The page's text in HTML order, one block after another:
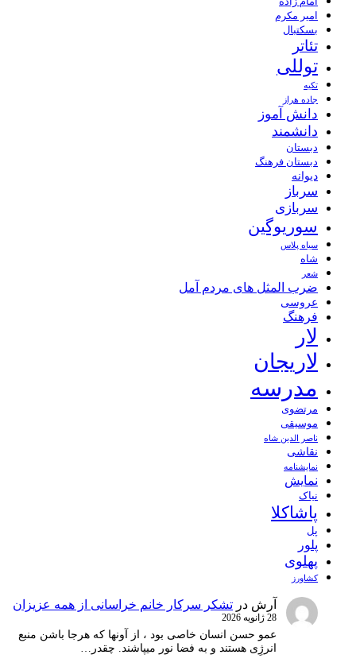
امیر مکرم
بسکتبال
تئاتر
توللی
تکیه
جاده هراز
دانش آموز
دانشمند
دبستان
دبستان فرهنگ
دیوانه
سرباز
سربازی
سوریوگین
سیاه پلاس
شاه
شعر
ضرب المثل های مردم آمل
عروسی
فرهنگ
لار
لاریجان
مدرسه
مرتضوی
موسیقی
ناصر الدین شاه
نقاشی
نمايشنامه
نمایش
نیاک
پاشاکلا
پل
پلور
پهلوی
کشاورز
آرش در تشکر سرکار خانم خراسانی از همه عزیزان
28 ژانویه 2026
عمو حسن انسان خاصی بود ، از آونها که هرجا باشن منبع
انرژِی هستند و به فضا نور میپاشند. چقدر…